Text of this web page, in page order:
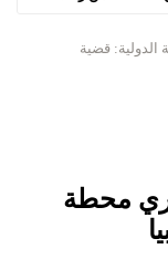
الدولية: قضية
محطة